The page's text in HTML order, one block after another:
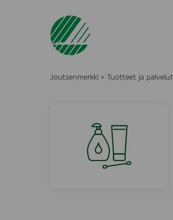
Joutsenmerkki » Tuotteet ja palvelut